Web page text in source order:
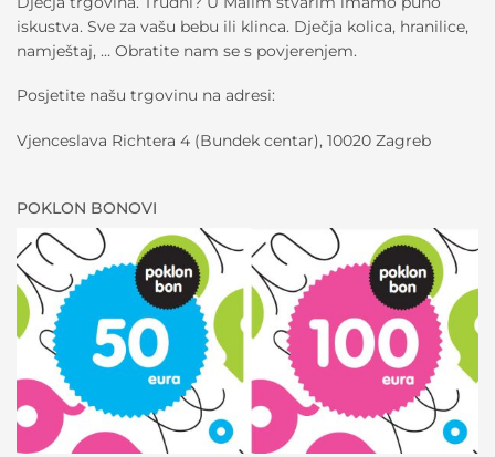
iskustva. Sve za vašu bebu ili klinca. Dječja kolica, hranilice,
namještaj, … Obratite nam se s povjerenjem.
Posjetite našu trgovinu na adresi:
Vjenceslava Richtera 4 (Bundek centar), 10020 Zagreb
POKLON BONOVI